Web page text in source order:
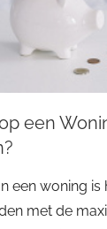
een
een woning
met de